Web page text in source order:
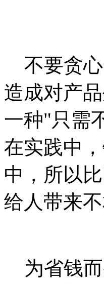
不要贪心
造成对产
一种"只需
在实践中
中，所以
给人带来
为省钱而